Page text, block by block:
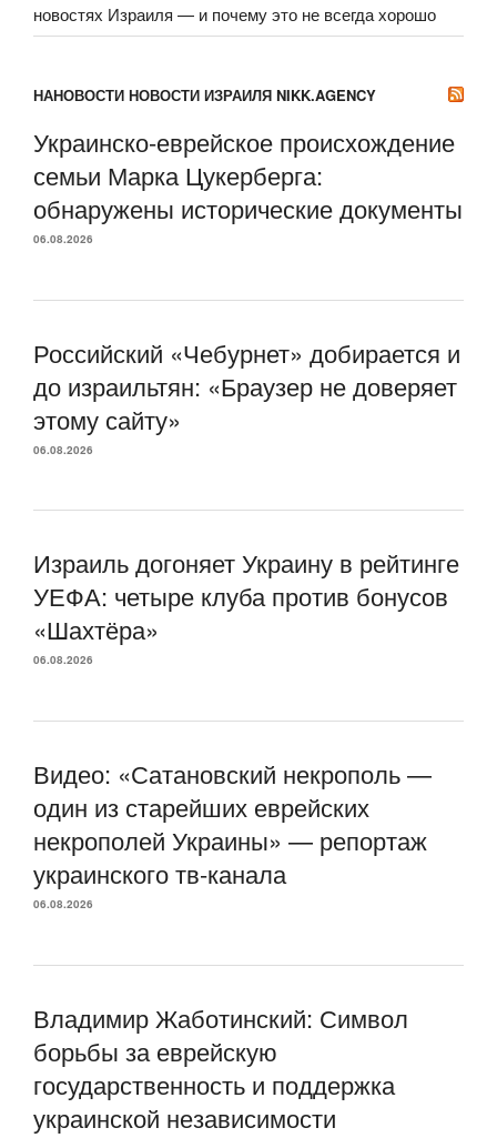
новостях Израиля — и почему это не всегда хорошо
НАНОВОСТИ НОВОСТИ ИЗРАИЛЯ NIKK.AGENCY
Украинско-еврейское происхождение
семьи Марка Цукерберга:
обнаружены исторические документы
06.08.2026
Российский «Чебурнет» добирается и
до израильтян: «Браузер не доверяет
этому сайту»
06.08.2026
Израиль догоняет Украину в рейтинге
УЕФА: четыре клуба против бонусов
«Шахтёра»
06.08.2026
Видео: «Сатановский некрополь —
один из старейших еврейских
некрополей Украины» — репортаж
украинского тв-канала
06.08.2026
Владимир Жаботинский: Символ
борьбы за еврейскую
государственность и поддержка
украинской независимости